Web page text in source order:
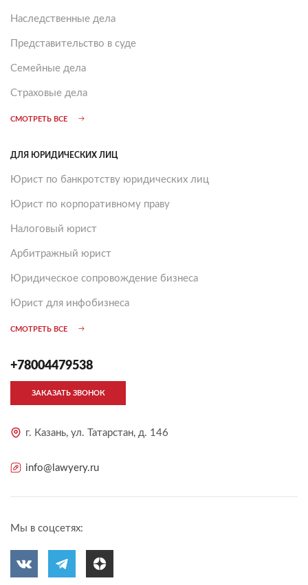
Наследственные дела
Представительство в суде
Семейные дела
Страховые дела
СМОТРЕТЬ ВСЕ
ДЛЯ ЮРИДИЧЕСКИХ ЛИЦ
Юрист по банкротству юридических лиц
Юрист по корпоративному праву
Налоговый юрист
Арбитражный юрист
Юридическое сопровождение бизнеса
Юрист для инфобизнеса
СМОТРЕТЬ ВСЕ
+78004479538
ЗАКАЗАТЬ ЗВОНОК
г. Казань, ул. Татарстан, д. 146
info@lawyery.ru
Мы в соцсетях: